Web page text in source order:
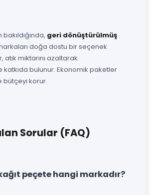
geri dönüştürülmüş
doğa dostu bir seçenek
atık miktarını azaltarak
bulunur. Ekonomik paketler
bütçeyi korur.
Sorular (FAQ)
peçete hangi markadır?